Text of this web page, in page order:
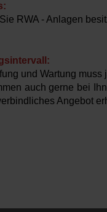
RWA - Anlagen
:
und Wartung
auch gerne bei
Angebot